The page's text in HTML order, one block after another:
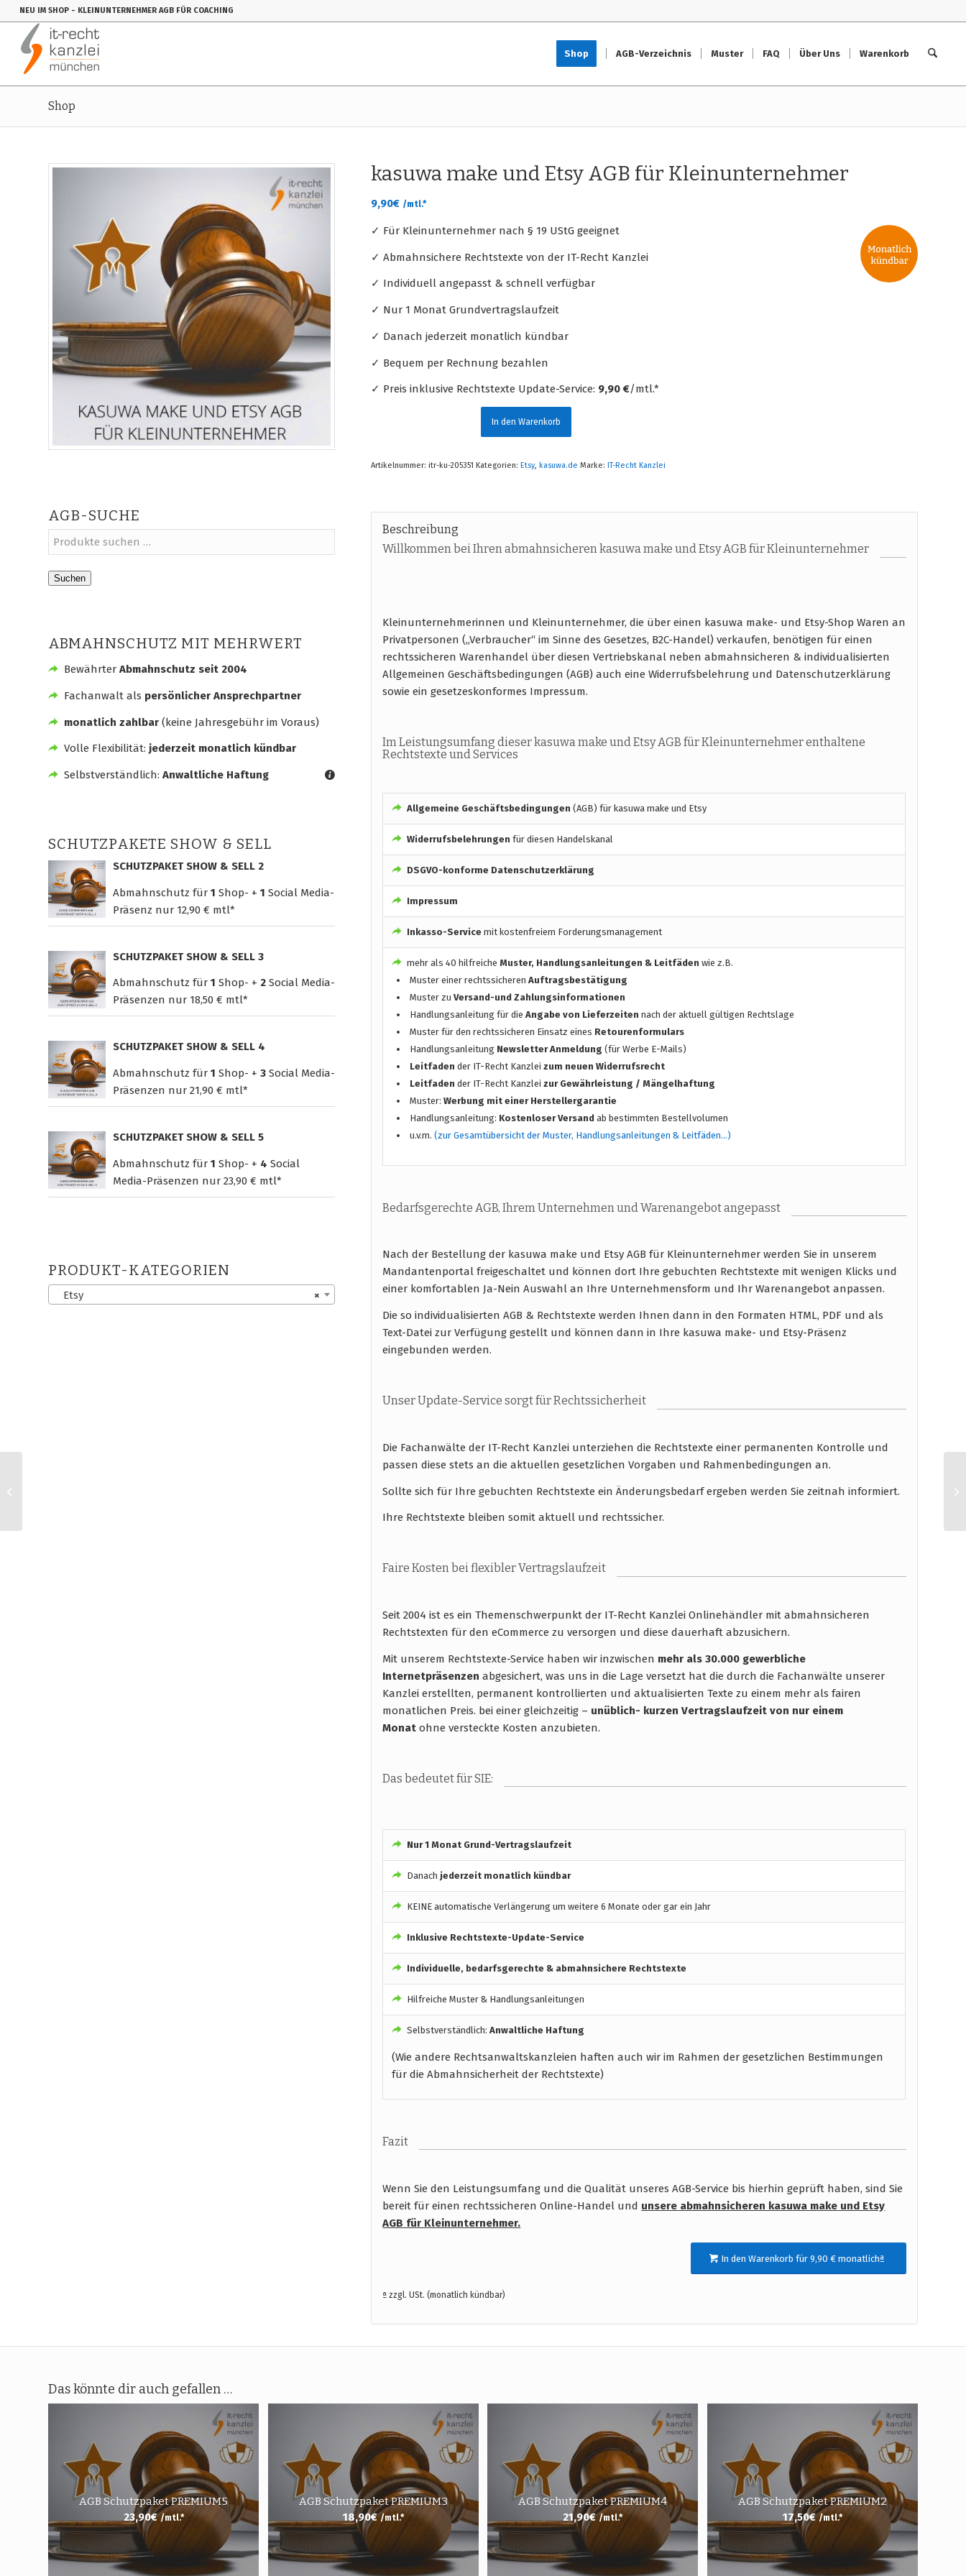
NEU IM SHOP - KLEINUNTERNEHMER AGB FÜR COACHING
Shop AGB-Verzeichnis Muster FAQ Über Uns Warenkorb
Shop
AGB-SUCHE
Suchen
ABMAHNSCHUTZ MIT MEHRWERT
BewährterAbmahnschutz seit 2004
Fachanwalt als persönlicher Ansprechpartner
monatlich zahlbar(keine Jahresgebühr im Voraus)
Volle Flexibilität: jederzeit monatlich kündbar
Selbstverständlich: Anwaltliche Haftung
SCHUTZPAKETE SHOW & SELL
SCHUTZPAKET SHOW & SELL 2
Abmahnschutz für 1 Shop- + 1 Social Media-
Präsenz nur 12,90 € mtl*
SCHUTZPAKET SHOW & SELL 3
Abmahnschutz für 1 Shop- + 2 Social Media-
Präsenzen nur 18,50 € mtl*
SCHUTZPAKET SHOW & SELL 4
Abmahnschutz für 1 Shop- + 3 Social Media-
Präsenzen nur 21,90 € mtl*
SCHUTZPAKET SHOW & SELL 5
Abmahnschutz für 1 Shop- + 4 Social
Media-Präsenzen nur 23,90 € mtl*
PRODUKT-KATEGORIEN
×
Etsy
kasuwa make und Etsy AGB für Kleinunternehmer
9,90€ /mtl.*
✓ Für Kleinunternehmer nach § 19 UStG geeignet
✓ Abmahnsichere Rechtstexte von der IT-Recht Kanzlei
✓ Individuell angepasst & schnell verfügbar
✓ Nur 1 Monat Grundvertragslaufzeit
✓ Danach jederzeit monatlich kündbar
✓ Bequem per Rechnung bezahlen
✓ Preis inklusive Rechtstexte Update-Service: 9,90 €/mtl.*
In den Warenkorb
Artikelnummer:itr-ku-205351 Kategorien:Etsy, kasuwa.de Marke:IT-Recht Kanzlei
Beschreibung
Willkommen bei Ihren abmahnsicheren kasuwa make und Etsy AGB für Kleinunternehmer
Kleinunternehmerinnen und Kleinunternehmer, die über einen kasuwa make- und Etsy-Shop Waren an
Privatpersonen („Verbraucher“ im Sinne des Gesetzes, B2C-Handel) verkaufen, benötigen für einen
rechtssicheren Warenhandel über diesen Vertriebskanal neben abmahnsicheren & individualisierten
Allgemeinen Geschäftsbedingungen (AGB) auch eine Widerrufsbelehrung und Datenschutzerklärung
sowie ein gesetzeskonformes Impressum.
Im Leistungsumfang dieser kasuwa make und Etsy AGB für Kleinunternehmer enthaltene
Rechtstexte und Services
Allgemeine Geschäftsbedingungen (AGB) für kasuwa make und Etsy
Widerrufsbelehrungen für diesen Handelskanal
DSGVO-konforme Datenschutzerklärung
Impressum
Inkasso-Service mit kostenfreiem Forderungsmanagement
mehr als 40 hilfreiche Muster, Handlungsanleitungen & Leitfäden wie z.B.
Muster einer rechtssicherenAuftragsbestätigung
Muster zuVersand-und Zahlungsinformationen
Handlungsanleitung für dieAngabe von Lieferzeiten nach der aktuell gültigen Rechtslage
Muster für den rechtssicheren Einsatz eines Retourenformulars
Handlungsanleitung Newsletter Anmeldung(für Werbe E-Mails)
Leitfaden der IT-Recht Kanzleizum neuen Widerrufsrecht
Leitfaden der IT-Recht Kanzleizur Gewährleistung / Mängelhaftung
Muster:Werbung mit einer Herstellergarantie
Handlungsanleitung: Kostenloser Versand ab bestimmten Bestellvolumen
u.v.m.(zur Gesamtübersicht der Muster, Handlungsanleitungen & Leitfäden…)
Bedarfsgerechte AGB, Ihrem Unternehmen und Warenangebot angepasst
Nach der Bestellung der kasuwa make und Etsy AGB für Kleinunternehmer werden Sie in unserem
Mandantenportal freigeschaltet und können dort Ihre gebuchten Rechtstexte mit wenigen Klicks und
einer komfortablen Ja-Nein Auswahl an Ihre Unternehmensform und Ihr Warenangebot anpassen.
Die so individualisierten AGB & Rechtstexte werden Ihnen dann in den Formaten HTML, PDF und als
Text-Datei zur Verfügung gestellt und können dann in Ihre kasuwa make- und Etsy-Präsenz
eingebunden werden.
Unser Update-Service sorgt für Rechtssicherheit
Die Fachanwälte der IT-Recht Kanzlei unterziehen die Rechtstexte einer permanenten Kontrolle und
passen diese stets an die aktuellen gesetzlichen Vorgaben und Rahmenbedingungen an.
Sollte sich für Ihre gebuchten Rechtstexte ein Änderungsbedarf ergeben werden Sie zeitnah informiert.
Ihre Rechtstexte bleiben somit aktuell und rechtssicher.
Faire Kosten bei flexibler Vertragslaufzeit
Seit 2004 ist es ein Themenschwerpunkt der IT-Recht Kanzlei Onlinehändler mit abmahnsicheren
Rechtstexten für den eCommerce zu versorgen und diese dauerhaft abzusichern.
Mit unserem Rechtstexte-Service haben wir inzwischen mehr als 30.000 gewerbliche
Internetpräsenzen abgesichert, was uns in die Lage versetzt hat die durch die Fachanwälte unserer
Kanzlei erstellten, permanent kontrollierten und aktualisierten Texte zu einem mehr als fairen
monatlichen Preis. bei einer gleichzeitig – unüblich- kurzen Vertragslaufzeit von nur einem
Monatohne versteckte Kosten anzubieten.
Das bedeutet für SIE:
Nur 1 Monat Grund-Vertragslaufzeit
Danach jederzeit monatlich kündbar
KEINE automatische Verlängerung um weitere 6 Monate oder gar ein Jahr
Inklusive Rechtstexte-Update-Service
Individuelle, bedarfsgerechte & abmahnsichere Rechtstexte
Hilfreiche Muster & Handlungsanleitungen
Selbstverständlich: Anwaltliche Haftung
(Wie andere Rechtsanwaltskanzleien haften auch wir im Rahmen der gesetzlichen Bestimmungen
für die Abmahnsicherheit der Rechtstexte)
Fazit
Wenn Sie den Leistungsumfang und die Qualität unseres AGB-Service bis hierhin geprüft haben, sind Sie
bereit für einen rechtssicheren Online-Handel und unsere abmahnsicheren kasuwa make und Etsy
AGB für Kleinunternehmer.
In den Warenkorb für 9,90 € monatlichª
ª zzgl. USt. (monatlich kündbar)
Das könnte dir auch gefallen …
AGB Schutzpaket PREMIUM5
23,90€ /mtl.*
AGB Schutzpaket PREMIUM3
18,90€ /mtl.*
AGB Schutzpaket PREMIUM4
21,90€ /mtl.*
AGB Schutzpaket PREMIUM2
17,50€ /mtl.*